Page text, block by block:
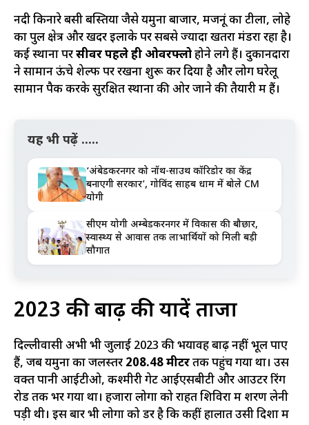
नदी किनारे बसी बस्तियों जैसे यमुना बाजार, मजनूं का टीला, लोहे
का पुल क्षेत्र और खदर इलाके पर सबसे ज्यादा खतरा मंडरा रहा है।
कई स्थानों परसीवर पहले ही ओवरफ्लोहोने लगे हैं। दुकानदारों
ने सामान ऊंचे शेल्फ पर रखना शुरू कर दिया है और लोग घरेलू
सामान पैक करके सुरक्षित स्थानों की ओर जाने की तैयारी में हैं।
यह भी पढ़ें .....
‘अंबेडकरनगर को नॉर्थ-साउथ कॉरिडोर का केंद्र
बनाएगी सरकार’, गोविंद साहब धाम में बोले CM
योगी
सीएम योगी अम्बेडकरनगर में विकास की बौछार,
स्वास्थ्य से आवास तक लाभार्थियों को मिली बड़ी
सौगात
2023 की बाढ़ की यादें ताजा
दिल्लीवासी अभी भी जुलाई 2023 की भयावह बाढ़ नहीं भूल पाए
हैं, जब यमुना का जलस्तर 208.48 मीटरतक पहुंच गया था। उस
वक्त पानी आईटीओ, कश्मीरी गेट आईएसबीटी और आउटर रिंग
रोड तक भर गया था। हजारों लोगों को राहत शिविरों में शरण लेनी
पड़ी थी। इस बार भी लोगों को डर है कि कहीं हालात उसी दिशा में